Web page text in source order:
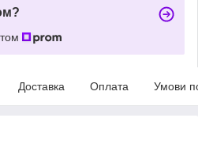
Доставка Оплата Умови